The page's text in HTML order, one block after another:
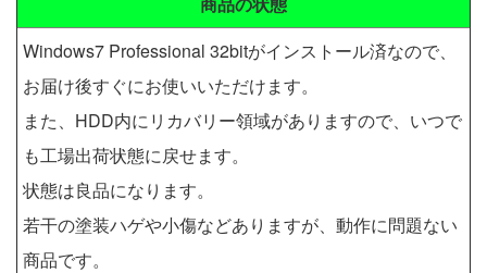
Windows7 Professional 32bitがインストール済なので、
お届け後すぐにお使いいただけます。
また、HDD内にリカバリー領域がありますので、いつで
も工場出荷状態に戻せます。
状態は良品になります。
若干の塗装ハゲや小傷などありますが、動作に問題ない
商品です。